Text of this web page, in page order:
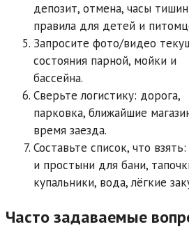
депозит, отмена, часы
правила для детей и
Запросите фото/видео
состояния парной, мойки и
бассейна.
Сверьте логистику: дорога,
парковка, ближайшие
время заезда.
Составьте список, что
и простыни для бани,
купальники, вода, лёгкие
Часто задаваемые